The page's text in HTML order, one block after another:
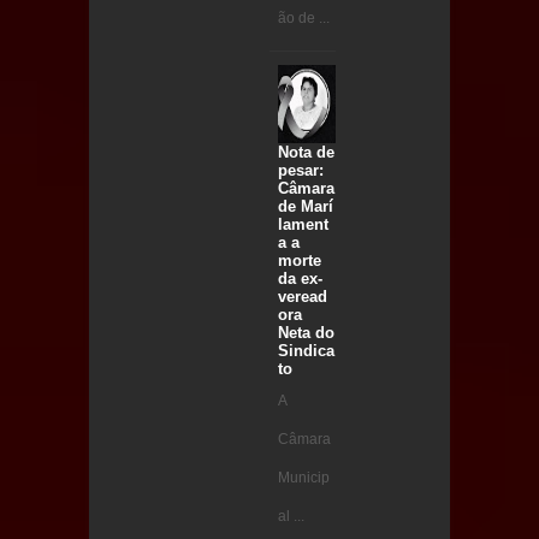
ão de ...
Nota de
pesar:
Câmara
de Marí
lament
a a
morte
da ex-
veread
ora
Neta do
Sindica
to
A
Câmara
Municip
al ...